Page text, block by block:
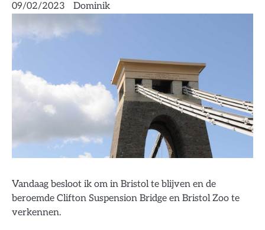
09/02/2023 Dominik
Vandaag besloot ik om in Bristol te blijven en de
beroemde Clifton Suspension Bridge en Bristol Zoo te
verkennen.